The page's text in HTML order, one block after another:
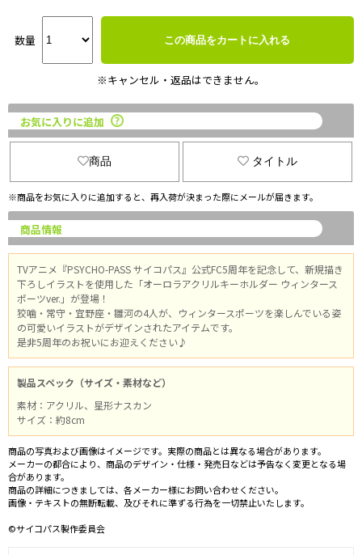
数量 この商品をカートに入れる
※キャンセル・返品はできません。
お気に入りに追加
商品 タイトル
※商品をお気に入りに追加すると、再入荷が決まった際にメールが届きます。
商品情報
TVアニメ『PSYCHO-PASS サイコパス』公式FC5周年を記念して、新規描き
下ろしイラストを使用した「オーロラアクリルキーホルダー ウィンタース
ポーツver.」が登場！
狡噛・常守・宜野座・雛河の4人が、ウィンタースポーツを楽しんでいる姿
の可愛いイラストがデザインされたアイテムです。
是非5周年のお祝いにお迎えください♪
製品スペック（サイズ・素材など）
素材：アクリル、星形ナスカン
サイズ：約8cm
商品の写真および画像はイメージです。実際の商品とは異なる場合があります。
メーカーの都合により、商品のデザイン・仕様・発売日などは予告なく変更となる場
合があります。
商品の詳細につきましては、各メーカー様にお問い合わせください。
画像・テキストの無断転載、及びそれに準ずる行為を一切禁止いたします。
©サイコパス製作委員会